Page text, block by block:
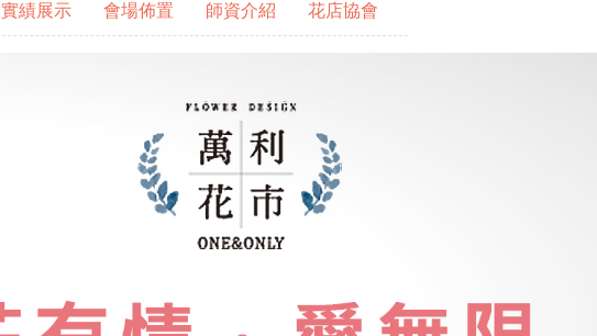
實績展示 會場佈置 師資介紹 花店協會